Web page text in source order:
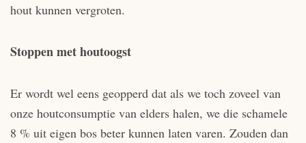
hout kunnen vergroten.
Stoppen met houtoogst
Er wordt wel eens geopperd dat als we toch zoveel van
onze houtconsumptie van elders halen, we die schamele
8 % uit eigen bos beter kunnen laten varen. Zouden dan